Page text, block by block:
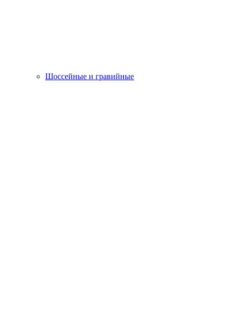
Шоссейные и гравийные